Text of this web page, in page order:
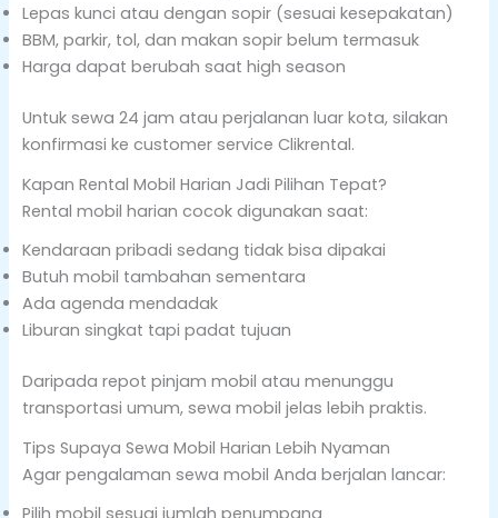
Lepas kunci atau dengan sopir (sesuai kesepakatan)
BBM, parkir, tol, dan makan sopir belum termasuk
Harga dapat berubah saat high season
Untuk sewa 24 jam atau perjalanan luar kota, silakan
konfirmasi ke customer service Clikrental.
Kapan Rental Mobil Harian Jadi Pilihan Tepat?
Rental mobil harian cocok digunakan saat:
Kendaraan pribadi sedang tidak bisa dipakai
Butuh mobil tambahan sementara
Ada agenda mendadak
Liburan singkat tapi padat tujuan
Daripada repot pinjam mobil atau menunggu
transportasi umum, sewa mobil jelas lebih praktis.
Tips Supaya Sewa Mobil Harian Lebih Nyaman
Agar pengalaman sewa mobil Anda berjalan lancar: